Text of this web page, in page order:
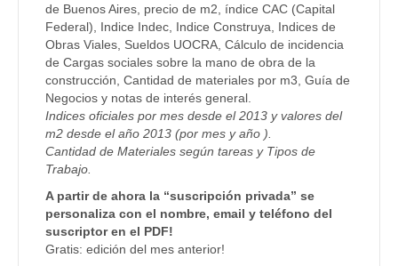
de Buenos Aires, precio de m2, índice CAC (Capital
Federal), Indice Indec, Indice Construya, Indices de
Obras Viales, Sueldos UOCRA, Cálculo de incidencia
de Cargas sociales sobre la mano de obra de la
construcción, Cantidad de materiales por m3, Guía de
Negocios y notas de interés general.
Indices oficiales por mes desde el 2013 y valores del
m2 desde el año 2013 (por mes y año ).
Cantidad de Materiales según tareas y Tipos de
Trabajo.
A partir de ahora la “suscripción privada” se
personaliza con el nombre, email y teléfono del
suscriptor en el PDF!
Gratis: edición del mes anterior!